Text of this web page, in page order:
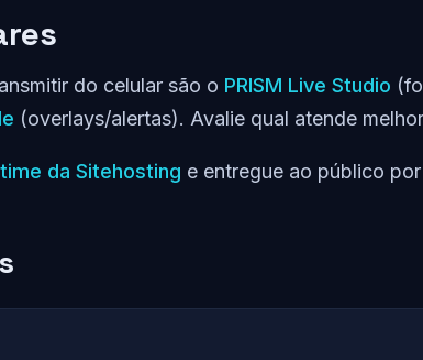
do celular são o PRISM Live Studio
(overlays/alertas). Avalie qual atende
da Sitehosting e entregue ao público